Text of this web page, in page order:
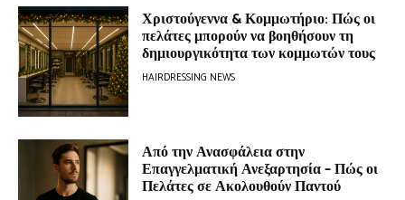
Χριστούγεννα & Κομμωτήριο: Πώς οι
πελάτες μπορούν να βοηθήσουν τη
δημιουργικότητα των κομμωτών τους
HAIRDRESSING NEWS
Από την Ανασφάλεια στην
Επαγγελματική Ανεξαρτησία – Πώς οι
Πελάτες σε Ακολουθούν Παντού